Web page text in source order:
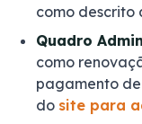
como descrito
Quadro
como
pagamento
do site para